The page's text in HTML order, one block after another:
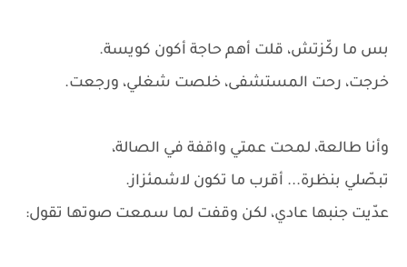
بس ما ركّزتش، قلت أهم حاجة أكون كويسة.
خرجت، رحت المستشفى، خلصت شغلي، ورجعت.
وأنا طالعة، لمحت عمتي واقفة في الصالة،
تبصّلي بنظرة... أقرب ما تكون لاشمئزاز.
عدّيت جنبها عادي، لكن وقفت لما سمعت صوتها تقول: